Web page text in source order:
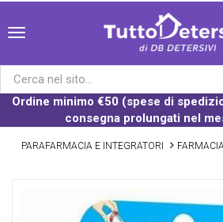
Ordine minimo €50 (spese di
consegna prolungati nel
PARAFARMACIA E INTEGRATORI